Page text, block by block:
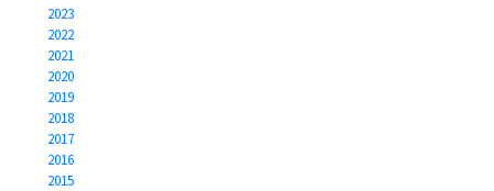
2023
2022
2021
2020
2019
2018
2017
2016
2015